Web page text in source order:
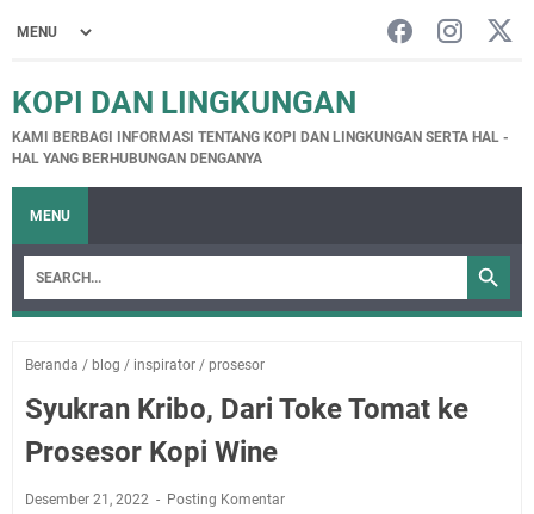
KOPI DAN LINGKUNGAN
KAMI BERBAGI INFORMASI TENTANG KOPI DAN LINGKUNGAN SERTA HAL -
HAL YANG BERHUBUNGAN DENGANYA
MENU
Beranda / blog / inspirator / prosesor
Syukran Kribo, Dari Toke Tomat ke
Prosesor Kopi Wine
Desember 21, 2022 Posting Komentar